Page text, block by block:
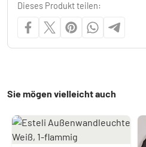
Dieses Produkt teilen:
Sie mögen vielleicht auch